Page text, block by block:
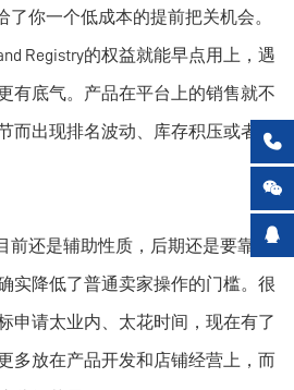
了你一个低成本的提前把关机会。
Registry的权益就能早点用上，遇
有底气。产品在平台上的销售就不
而出现排名波动、库存积压或者调
前还是辅助性质，后期还是要靠你
实降低了普通卖家操作的门槛。很
申请太业内、太花时间，现在有了
多放在产品开发和店铺经营上，而


